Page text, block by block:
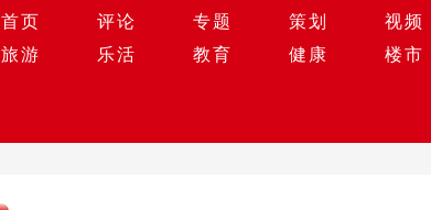
首页 评论 专题 策划 视频
旅游
乐活 教育 健康 楼市